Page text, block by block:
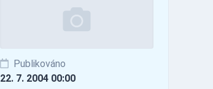
Publikováno
22. 7. 2004 00:00